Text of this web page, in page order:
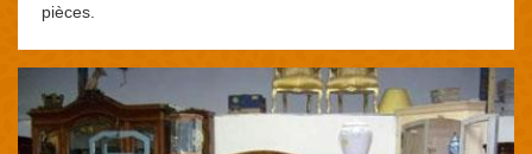
pièces.